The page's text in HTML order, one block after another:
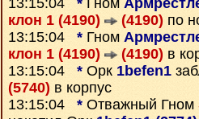
13:15:04 * Гном
клон 1 (4190)
(4190) по
13:15:04 * Гном
клон 1 (4190)
(4190) в
13:15:04 * Орк 1befen1
(5740) в корпус
13:15:04 * Отважный Гном